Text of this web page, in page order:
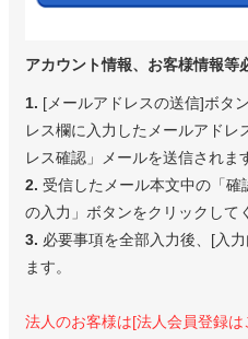
アカウント情報、お客様情報等
1. [メールアドレスの送信]ボタ
レス欄に入力したメールアドレ
レス確認」メールを送信されま
2. 受信したメール本文中の「
の入力」ボタンをクリックして
3. 必要事項を全部入力後、[入
ます。
法人のお客様は[法人会員登録